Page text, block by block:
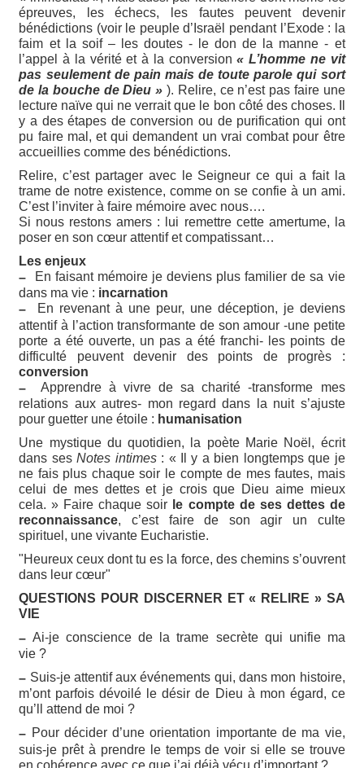
épreuves, les échecs, les fautes peuvent devenir
bénédictions (voir le peuple d’Israël pendant l’Exode : la
faim et la soif – les doutes - le don de la manne - et
l’appel à la vérité et à la conversion« L’homme ne vit
pas seulement de pain mais de toute parole qui sort
de la bouche de Dieu » ). Relire, ce n’est pas faire une
lecture naïve qui ne verrait que le bon côté des choses. Il
y a des étapes de conversion ou de purification qui ont
pu faire mal, et qui demandent un vrai combat pour être
accueillies comme des bénédictions.
Relire, c’est partager avec le Seigneur ce qui a fait la
trame de notre existence, comme on se confie à un ami.
C’est l’inviter à faire mémoire avec nous….
Si nous restons amers : lui remettre cette amertume, la
poser en son cœur attentif et compatissant…
Les enjeux
– En faisant mémoire je deviens plus familier de sa vie
dans ma vie : incarnation
– En revenant à une peur, une déception, je deviens
attentif à l’action transformante de son amour -une petite
porte a été ouverte, un pas a été franchi- les points de
difficulté peuvent devenir des points de progrès :
conversion
– Apprendre à vivre de sa charité -transforme mes
relations aux autres- mon regard dans la nuit s’ajuste
pour guetter une étoile : humanisation
Une mystique du quotidien, la poète Marie Noël, écrit
dans sesNotes intimes: « Il y a bien longtemps que je
ne fais plus chaque soir le compte de mes fautes, mais
celui de mes dettes et je crois que Dieu aime mieux
cela. » Faire chaque soir le compte de ses dettes de
reconnaissance, c’est faire de son agir un culte
spirituel, une vivante Eucharistie.
"Heureux ceux dont tu es la force, des chemins s’ouvrent
dans leur cœur"
QUESTIONS POUR DISCERNER ET « RELIRE » SA
VIE
– Ai-je conscience de la trame secrète qui unifie ma
vie ?
– Suis-je attentif aux événements qui, dans mon histoire,
m’ont parfois dévoilé le désir de Dieu à mon égard, ce
qu’ll attend de moi ?
– Pour décider d’une orientation importante de ma vie,
suis-je prêt à prendre le temps de voir si elle se trouve
en cohérence avec ce que j’ai déjà vécu d’important ?